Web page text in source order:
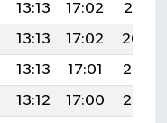
13:13 17:02
20:10
13:13 17:02
20:09
13:13 17:01
20:07
13:12 17:00
20:06